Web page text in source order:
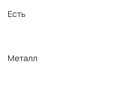
Есть
Металл